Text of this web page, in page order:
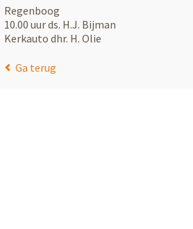
Regenboog
10.00 uur ds. H.J. Bijman
Kerkauto dhr. H. Olie
Ga terug